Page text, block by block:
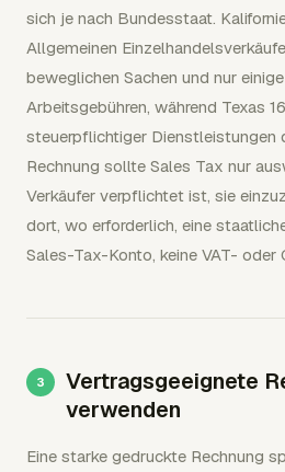
sich je nach Bundesstaat.
Allgemeinen
beweglichen Sachen und nur
Arbeitsgebühren, während Texas
steuerpflichtiger Dienstleistungen
Rechnung sollte Sales Tax nur
Verkäufer verpflichtet ist, sie
dort, wo erforderlich, eine
Sales-Tax-Konto, keine VAT- oder
Vertragsgeeignete
verwenden
Eine starke gedruckte Rechnung